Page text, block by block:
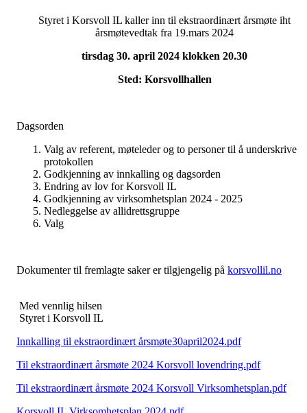
Styret i Korsvoll IL kaller inn til ekstraordinært årsmøte iht
årsmøtevedtak fra 19.mars 2024
tirsdag 30. april 2024 klokken 20.30
Sted: Korsvollhallen
Dagsorden
Valg av referent, møteleder og to personer til å underskrive
protokollen
Godkjenning av innkalling og dagsorden
Endring av lov for Korsvoll IL
Godkjenning av virksomhetsplan 2024 - 2025
Nedleggelse av allidrettsgruppe
Valg
Dokumenter til fremlagte saker er tilgjengelig på korsvollil.no
Med vennlig hilsen
Styret i Korsvoll IL
Innkalling til ekstraordinært årsmøte30april2024.pdf
Til ekstraordinært årsmøte 2024 Korsvoll lovendring.pdf
Til ekstraordinært årsmøte 2024 Korsvoll Virksomhetsplan.pdf